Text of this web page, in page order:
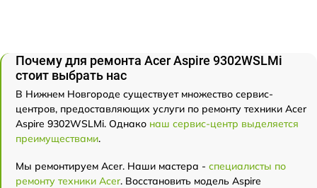
Почему для ремонта Acer Aspire 9302WSLMi
стоит выбрать нас
В Нижнем Новгороде существует множество сервис-
центров, предоставляющих услуги по ремонту техники Acer
Aspire 9302WSLMi. Однако наш сервис-центр выделяется
преимуществами.
Мы ремонтируем Acer. Наши мастера - специалисты по
ремонту техники Acer. Восстановить модель Aspire